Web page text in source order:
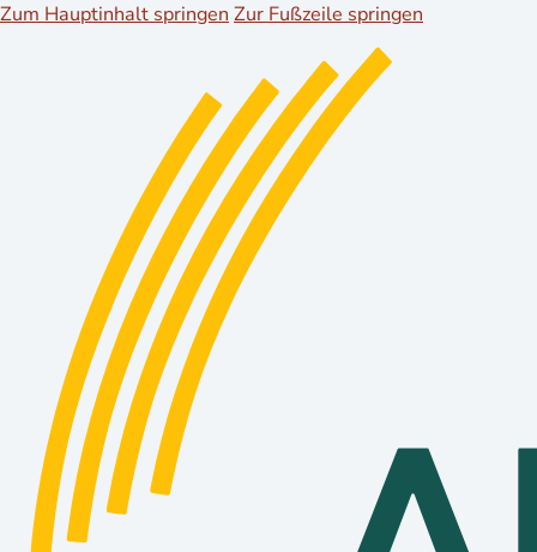
Zum Hauptinhalt springen Zur Fußzeile springen